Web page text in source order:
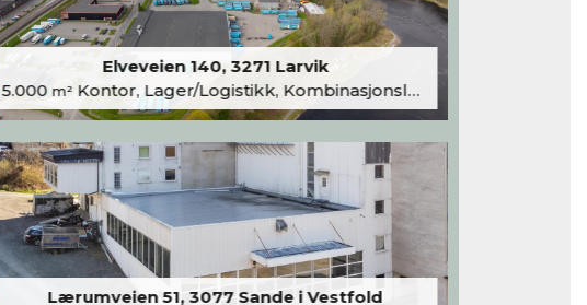
Elveveien 140, 3271 Larvik
5.000m²Kontor, Lager/Logistikk, Kombinasjonslokaler
Lærumveien 51, 3077 Sande i Vestfold